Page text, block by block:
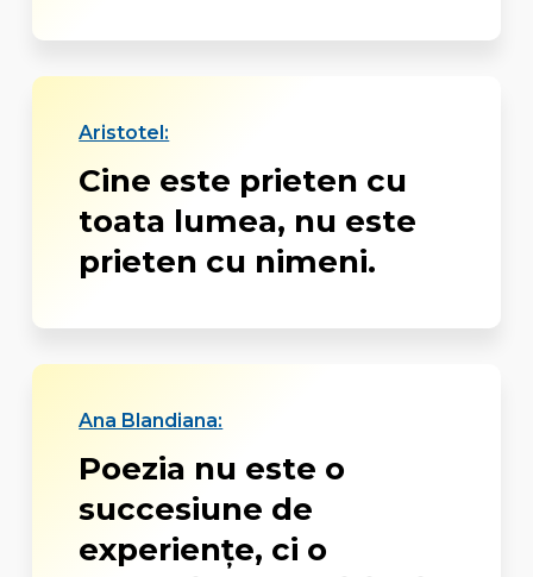
Aristotel:
Cine este prieten cu
toata lumea, nu este
prieten cu nimeni.
Ana Blandiana:
Poezia nu este o
succesiune de
experienţe, ci o